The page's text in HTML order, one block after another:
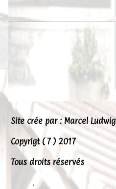
Liens
Site crée par : Marcel Ludwig
Copyrigt ( 7 ) 2017
Tous droits réservés
.